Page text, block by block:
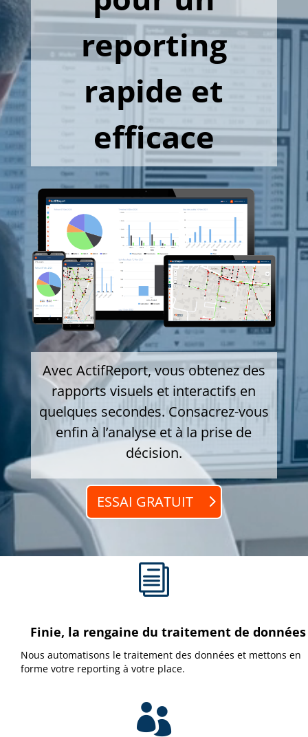
reporting
rapide et
efficace
Avec ActifReport, vous obtenez des
rapports visuels et interactifs en
quelques secondes. Consacrez-vous
enfin à l’analyse et à la prise de
décision.
ESSAI GRATUIT
i
Finie, la rengaine du traitement de données
Nous automatisons le traitement des données et mettons en
forme votre reporting à votre place.
